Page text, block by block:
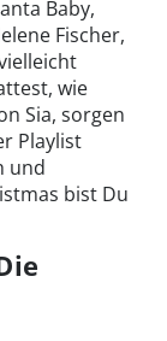
Baby,
Fischer,
wie
Sia, sorgen
Playlist
und
bist Du